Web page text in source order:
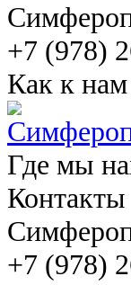
+7 (978)
Как к нам
Где мы
Контакты
+7 (978)